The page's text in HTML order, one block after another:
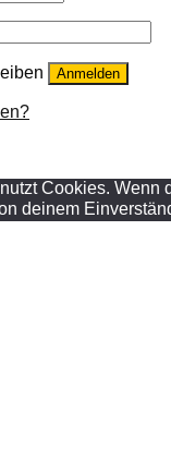
Anmelden
Cookies. Wenn
deinem